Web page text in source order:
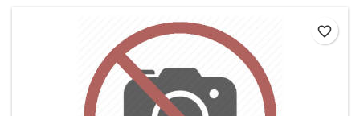
favorite_border